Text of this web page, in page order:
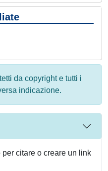
da copyright e tutti i
indicazione.
citare o creare un link